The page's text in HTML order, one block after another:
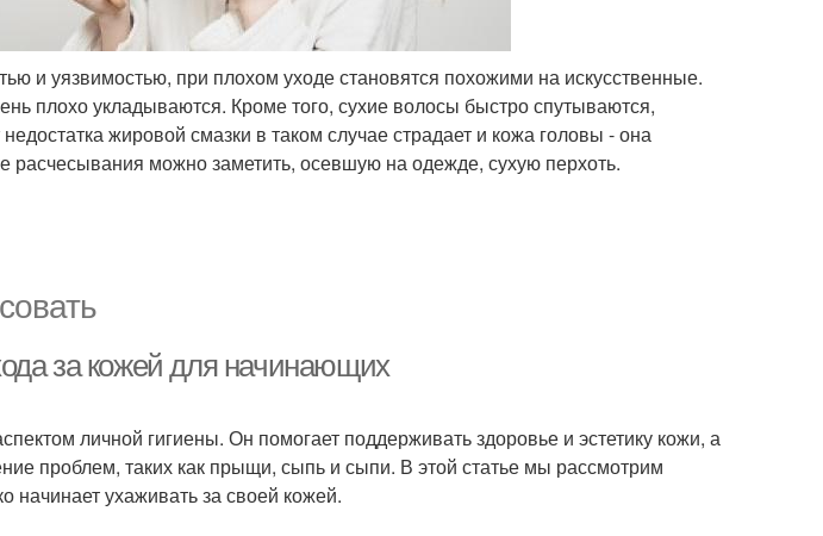
и уязвимостью, при плохом уходе становятся похожими на искусственные.
плохо укладываются. Кроме того, сухие волосы быстро спутываются,
жировой смазки в таком случае страдает и кожа головы - она
расчесывания можно заметить, осевшую на одежде, сухую перхоть.
за кожей для начинающих
личной гигиены. Он помогает поддерживать здоровье и эстетику кожи, а
проблем, таких как прыщи, сыпь и сыпи. В этой статье мы рассмотрим
начинает ухаживать за своей кожей.